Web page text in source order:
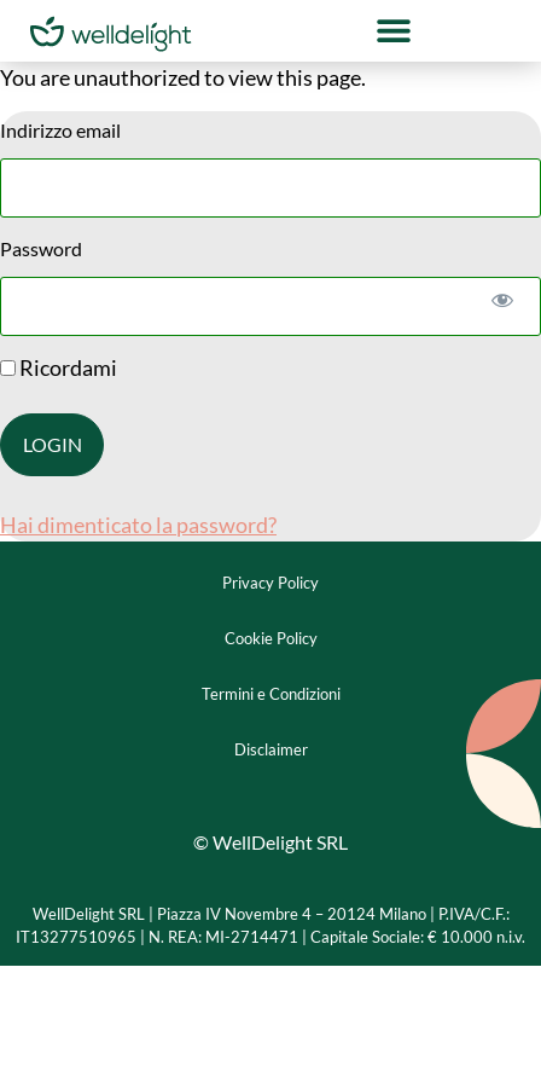
You are unauthorized to view this page.
Indirizzo email
Password
Ricordami
Hai dimenticato la password?
Privacy Policy
Cookie Policy
Termini e Condizioni
Disclaimer
© WellDelight SRL
WellDelight SRL | Piazza IV Novembre 4 – 20124 Milano | P.IVA/C.F.:
IT13277510965 | N. REA: MI-2714471 | Capitale Sociale: € 10.000 n.i.v.